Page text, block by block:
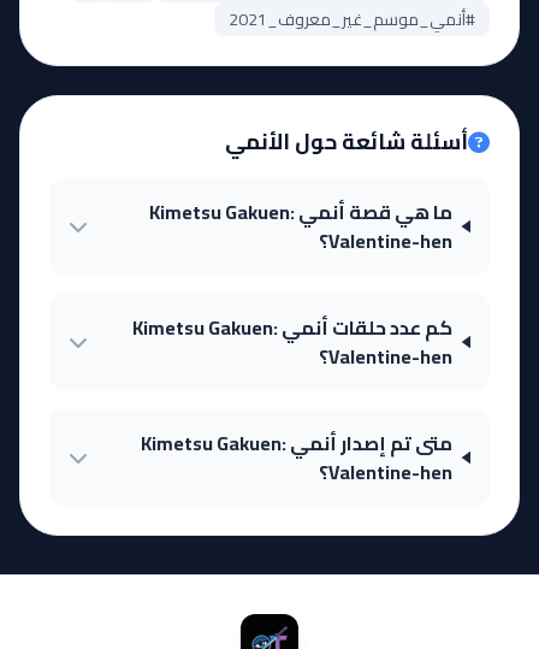
#أنمي_موسم_غير_معروف_2021
أسئلة شائعة حول الأنمي
ما هي قصة أنمي Kimetsu Gakuen:
Valentine-hen؟
كم عدد حلقات أنمي Kimetsu Gakuen:
Valentine-hen؟
متى تم إصدار أنمي Kimetsu Gakuen:
Valentine-hen؟